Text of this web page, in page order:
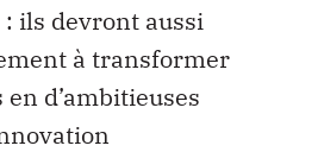
ils devront aussi
à transformer
en d’ambitieuses